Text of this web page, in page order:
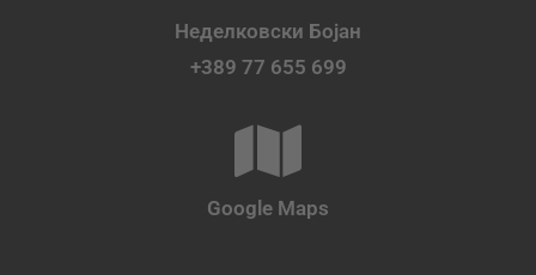
Неделковски Бојан
+389 77 655 699
Google Maps